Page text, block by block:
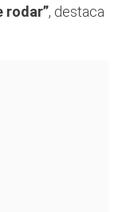
rodar”, destaca